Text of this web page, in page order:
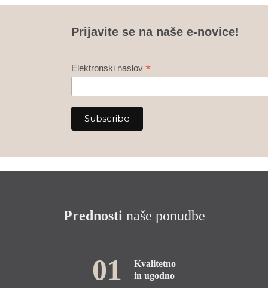
Prijavite se na naše e-novice!
Elektronski naslov *
Prednostinaše ponudbe
01
Kvalitetno
in ugodno